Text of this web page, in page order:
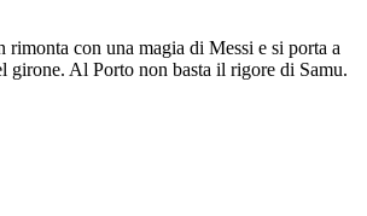
con una magia di Messi e si porta a
girone. Al Porto non basta il rigore di Samu.